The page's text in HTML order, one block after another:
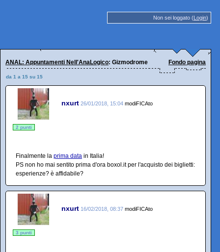
Non sei loggato (Login)
ANAL: Appuntamenti Nell'AnaLogico: Gizmodrome Fondo pagina
da 1 a 15 su 15
nxurt 26/01/2018, 15:04 modiFICAto
2 punti
Finalmente la prima data in Italia!
PS non ho mai sentito prima d'ora boxol.it per l'acquisto dei biglietti:
esperienze? è affidabile?
nxurt 16/02/2018, 08:37 modiFICAto
3 punti